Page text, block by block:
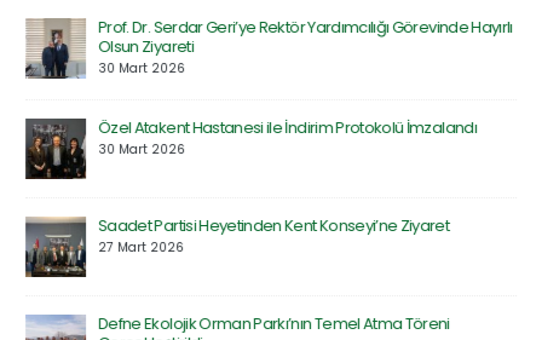
Prof. Dr. Serdar Geri’ye Rektör Yardımcılığı Görevinde Hayırlı
Olsun Ziyareti
30 Mart 2026
Özel Atakent Hastanesi ile İndirim Protokolü İmzalandı
30 Mart 2026
Saadet Partisi Heyetinden Kent Konseyi’ne Ziyaret
27 Mart 2026
Defne Ekolojik Orman Parkı’nın Temel Atma Töreni